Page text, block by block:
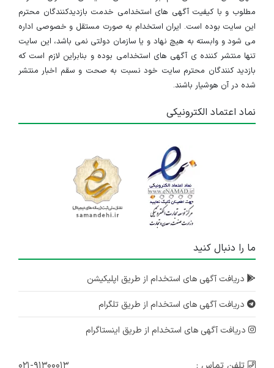
مطلوب و با کیفیت آگهی های استخدامی خدمت بازدیدکنندگان محترم
این سایت بوده است. ایران استخدام به صورت مستقل و خصوصی اداره
می شود و وابسته به هیچ نهاد و یا سازمان دولتی نمی باشد، این سایت
تنها منتشر کننده ی آگهی های استخدامی بوده و بنابراین لازم است که
بازدید کنندگان محترم سایت خود نسبت به صحت و سقم اخبار منتشر
شده در آن هوشیار باشند.
نماد اعتماد الکترونیکی
ما را دنبال کنید
دریافت آگهی های استخدام از طریق اپلیکیشن
دریافت آگهی های استخدام از طریق تلگرام
دریافت آگهی های استخدام از طریق اینستاگرام